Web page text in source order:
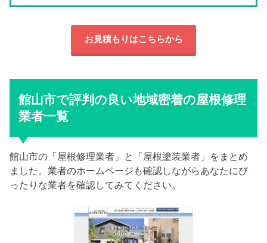
お見積もりはこちらから
館山市で評判の良い地域密着の屋根修理
業者一覧
館山市の「屋根修理業者」と「屋根塗装業者」をまとめ
ました。業者のホームページも確認しながらあなたにぴ
ったりな業者を確認してみてください。